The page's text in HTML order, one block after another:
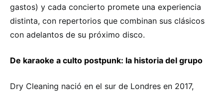
gastos) y cada concierto promete una experiencia
distinta, con repertorios que combinan sus clásicos
con adelantos de su próximo disco.
De karaoke a culto postpunk: la historia del grupo
Dry Cleaning nació en el sur de Londres en 2017,